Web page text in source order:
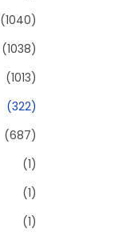
(1040)
(1038)
(1013)
(322)
(687)
(1)
(1)
(1)